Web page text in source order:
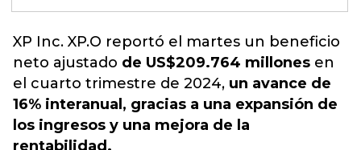
XP Inc. XP.O reportó el martes un beneficio
neto ajustado de US$209.764 millones en
el cuarto trimestre de 2024, un avance de
16% interanual, gracias a una expansión de
los ingresos y una mejora de la
rentabilidad.